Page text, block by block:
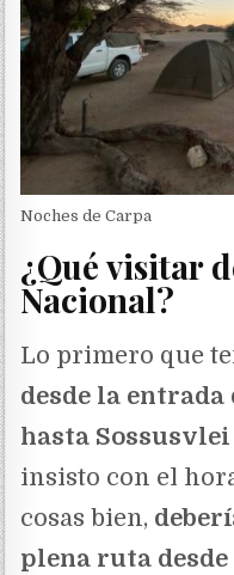
Noches de Carpa
¿Qué visitar
Nacional?
Lo primero que
desde la
hasta
insisto con el
cosas bien,
plena ruta